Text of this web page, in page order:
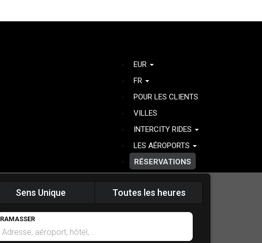
EUR
FR
POUR LES CLIENTS
VILLES
INTERCITY RIDES
LES AÉROPORTS
RÉSERVATIONS
Sens Unique Toutes les heures
RAMASSER